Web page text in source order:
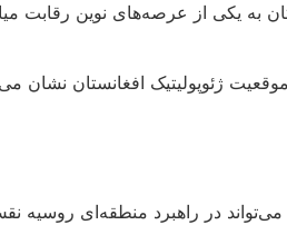
یکی از عرصه‌های نوین رقابت
ژئوپولیتیک افغانستان
در راهبرد منطقه‌ای روسیه